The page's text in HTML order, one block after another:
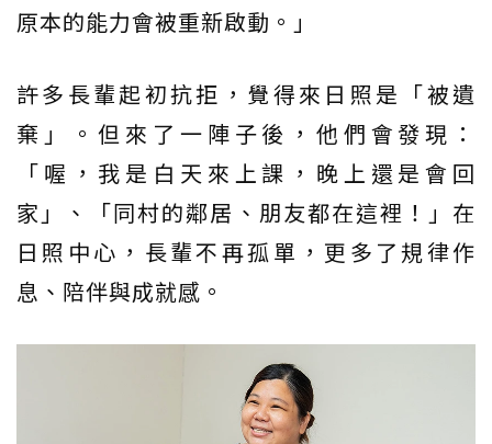
原本的能力會被重新啟動。」
許多長輩起初抗拒，覺得來日照是「被遺
棄」。但來了一陣子後，他們會發現：
「喔，我是白天來上課，晚上還是會回
家」、「同村的鄰居、朋友都在這裡！」在
日照中心，長輩不再孤單，更多了規律作
息、陪伴與成就感。